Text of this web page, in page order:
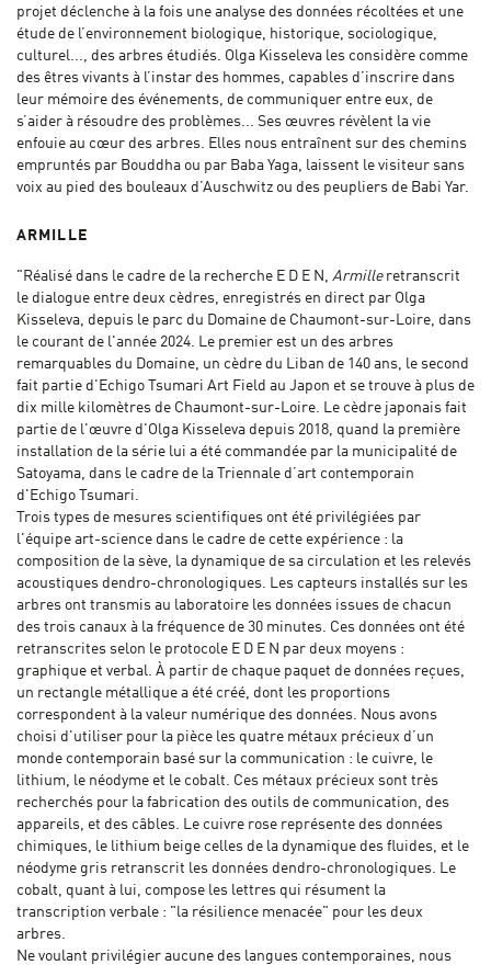
projet déclenche à la fois une analyse des données récoltées et une
étude de l’environnement biologique, historique, sociologique,
culturel..., des arbres étudiés. Olga Kisseleva les considère comme
des êtres vivants à l’instar des hommes, capables d’inscrire dans
leur mémoire des événements, de communiquer entre eux, de
s’aider à résoudre des problèmes... Ses œuvres révèlent la vie
enfouie au cœur des arbres. Elles nous entraînent sur des chemins
empruntés par Bouddha ou par Baba Yaga, laissent le visiteur sans
voix au pied des bouleaux d’Auschwitz ou des peupliers de Babi Yar.
ARMILLE
"Réalisé dans le cadre de la recherche E D E N, Armilleretranscrit
le dialogue entre deux cèdres, enregistrés en direct par Olga
Kisseleva, depuis le parc du Domaine de Chaumont-sur-Loire, dans
le courant de l'année 2024. Le premier est un des arbres
remarquables du Domaine, un cèdre du Liban de 140 ans, le second
fait partie d'Echigo Tsumari Art Field au Japon et se trouve à plus de
dix mille kilomètres de Chaumont-sur-Loire. Le cèdre japonais fait
partie de l'œuvre d'Olga Kisseleva depuis 2018, quand la première
installation de la série lui a été commandée par la municipalité de
Satoyama, dans le cadre de la Triennale d’art contemporain
d'Echigo Tsumari.
Trois types de mesures scientifiques ont été privilégiées par
l'équipe art-science dans le cadre de cette expérience : la
composition de la sève, la dynamique de sa circulation et les relevés
acoustiques dendro-chronologiques. Les capteurs installés sur les
arbres ont transmis au laboratoire les données issues de chacun
des trois canaux à la fréquence de 30 minutes. Ces données ont été
retranscrites selon le protocole E D E N par deux moyens :
graphique et verbal. À partir de chaque paquet de données reçues,
un rectangle métallique a été créé, dont les proportions
correspondent à la valeur numérique des données. Nous avons
choisi d'utiliser pour la pièce les quatre métaux précieux d’un
monde contemporain basé sur la communication : le cuivre, le
lithium, le néodyme et le cobalt. Ces métaux précieux sont très
recherchés pour la fabrication des outils de communication, des
appareils, et des câbles. Le cuivre rose représente des données
chimiques, le lithium beige celles de la dynamique des fluides, et le
néodyme gris retranscrit les données dendro-chronologiques. Le
cobalt, quant à lui, compose les lettres qui résument la
transcription verbale : "la résilience menacée" pour les deux
arbres.
Ne voulant privilégier aucune des langues contemporaines, nous